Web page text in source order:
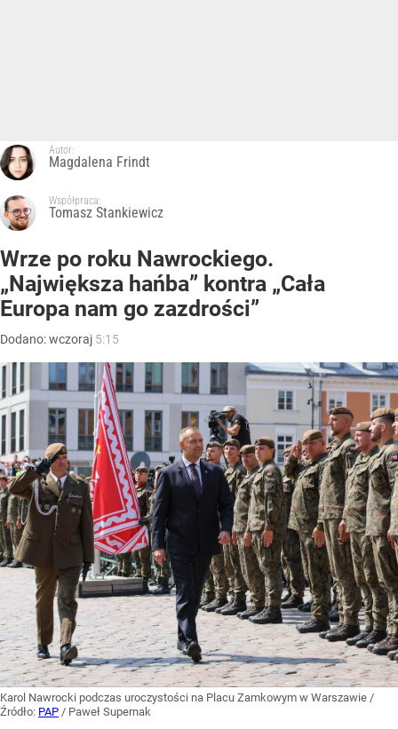
Autor:
Magdalena Frindt
Współpraca:
Tomasz Stankiewicz
Wrze po roku Nawrockiego.
„Największa hańba” kontra „Cała
Europa nam go zazdrości”
Dodano:wczoraj 5:15
Karol Nawrocki podczas uroczystości na Placu Zamkowym w Warszawie /
Źródło: PAP / Paweł Supernak